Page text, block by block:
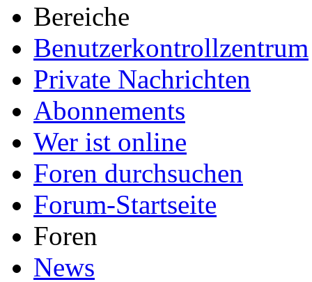
Bereiche
Benutzerkontrollzentrum
Private Nachrichten
Abonnements
Wer ist online
Foren durchsuchen
Forum-Startseite
Foren
News